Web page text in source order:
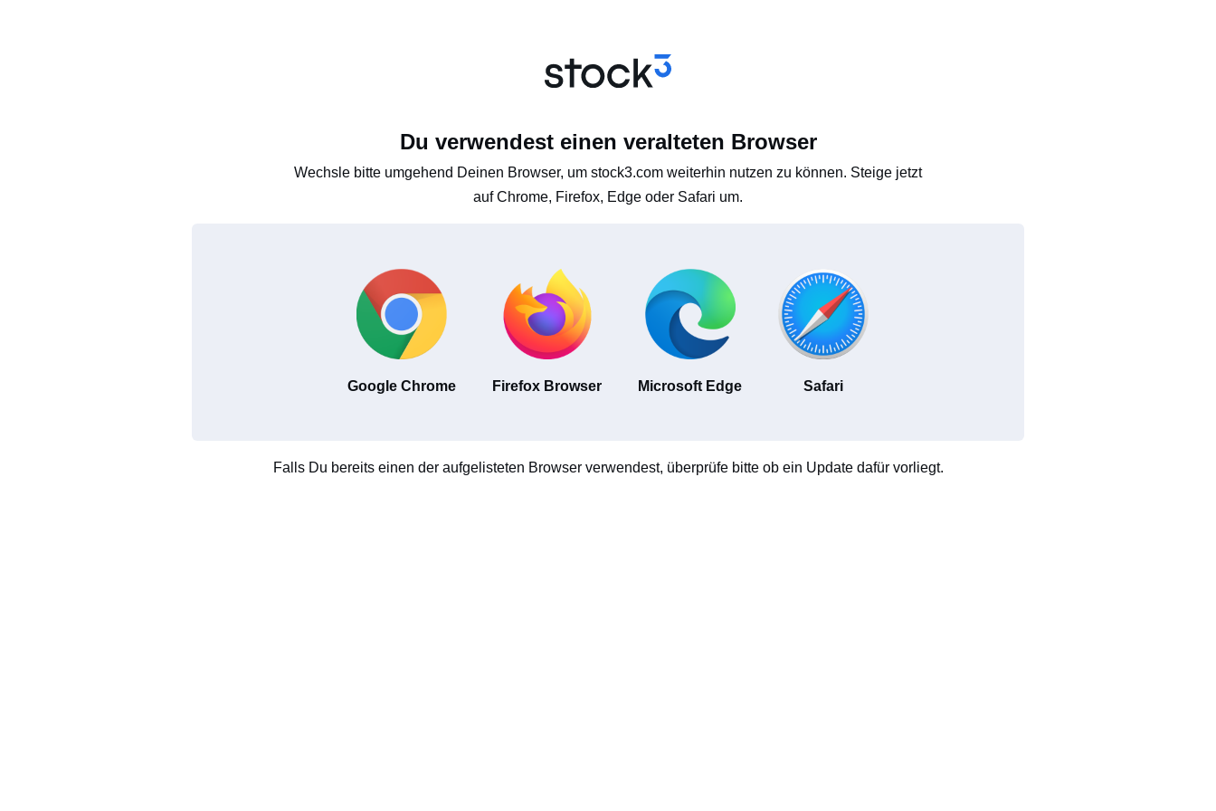
Du verwendest einen veralteten Browser
Wechsle bitte umgehend Deinen Browser, um stock3.com weiterhin nutzen zu können. Steige jetzt
auf Chrome, Firefox, Edge oder Safari um.
Google Chrome Firefox Browser Microsoft Edge Safari
Falls Du bereits einen der aufgelisteten Browser verwendest, überprüfe bitte ob ein Update dafür vorliegt.